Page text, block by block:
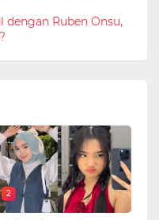
Ruben Onsu,
2